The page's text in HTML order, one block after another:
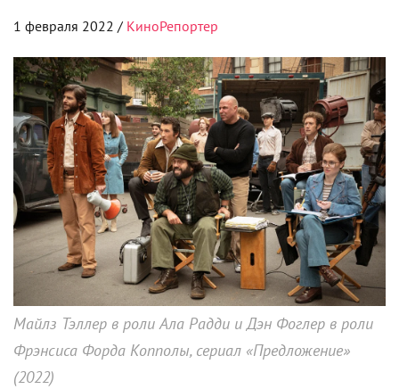
1 февраля 2022 / КиноРепортер
Майлз Тэллер в роли Ала Радди и Дэн Фоглер в роли
Фрэнсиса Форда Копполы, сериал «Предложение»
(2022)